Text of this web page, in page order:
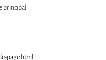
principal.
page.html